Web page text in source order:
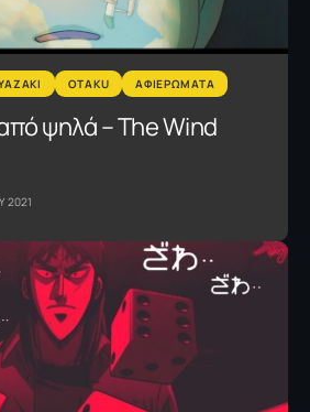
OTAKU ΑΦΙΕΡΩΜΑΤΑ
ψηλά – The Wind
2021